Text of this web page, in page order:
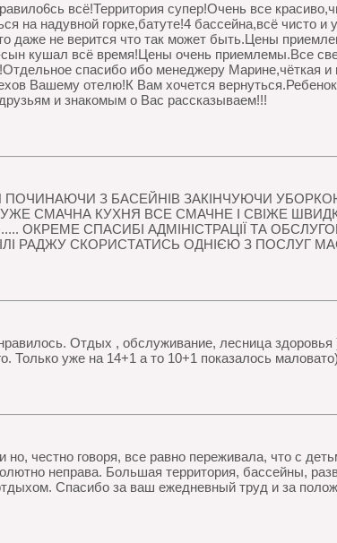
всё!Территория супер!Очень все
на надувной горке,батуте!4 бассейна,всё чисто и
даже не верится что так может быть.Цены
кушал всё время!Цены очень приемлемы.Все
спасибо ибо менеджеру Марине,чёткая
Вашему отелю!К Вам хочется
и знакомым о Вас рассказываем!!!
З БАСЕЙНІВ ЗАКІНЧУЮЧИ
СМАЧНА КУХНЯ ВСЕ СМАЧНЕ І СВІЖЕ
ОКРЕМЕ СПАСИБІ АДМІНІСТРАЦІЇ ТА
РАДЖУ СКОРИСТАТИСЬ ОДНІЄЮ З ПОСЛУГ
Отдых , обслуживание, лесница здоровья
Только уже на 14+1 а то 10+1 показалось маловато)
честно говоря, все равно переживала, что с
неправа. Большая территория, бассейны,
Спасибо за ваш ежедневный труд и за